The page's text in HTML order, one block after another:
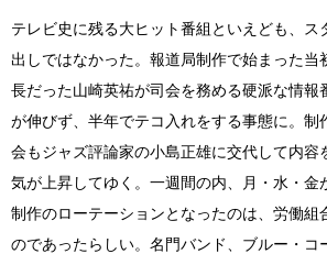
テレビ史に残る大ヒット番組といえども、ス
出しではなかった。報道局制作で始まった当
長だった山崎英祐が司会を務める硬派な情報
が伸びず、半年でテコ入れをする事態に。制
会もジャズ評論家の小島正雄に交代して内容
気が上昇してゆく。一週間の内、月・水・金
制作のローテーションとなったのは、労働組
のであったらしい。名門バンド、ブルー・コ